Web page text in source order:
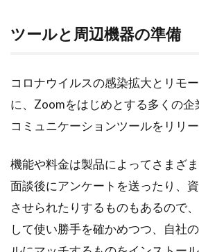
ミー
4
後
ツールと周辺機器の準備
コロナウイルスの感染拡大とリモ
に、Zoomをはじめとする多くの
コミュニケーションツールをリリー
機能や料金は製品によってさまざ
面談後にアンケートを送ったり、
させられたりするものもあるので
して使い勝手を確かめつつ、自社